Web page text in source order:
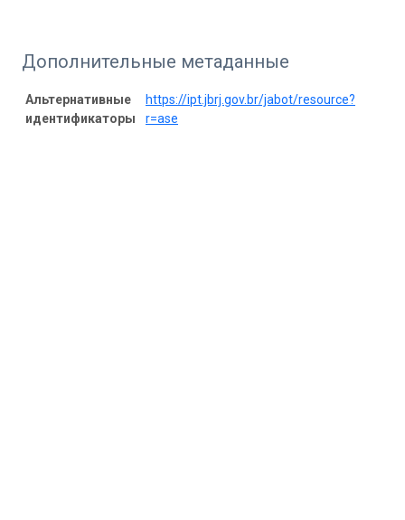
Дополнительные метаданные
Альтернативные
идентификаторы
https://ipt.jbrj.gov.br/jabot/resource?
r=ase